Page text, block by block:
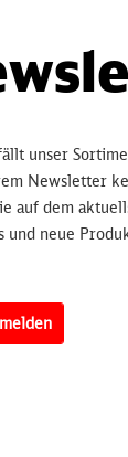
unser
Newsletter
auf dem
und neue